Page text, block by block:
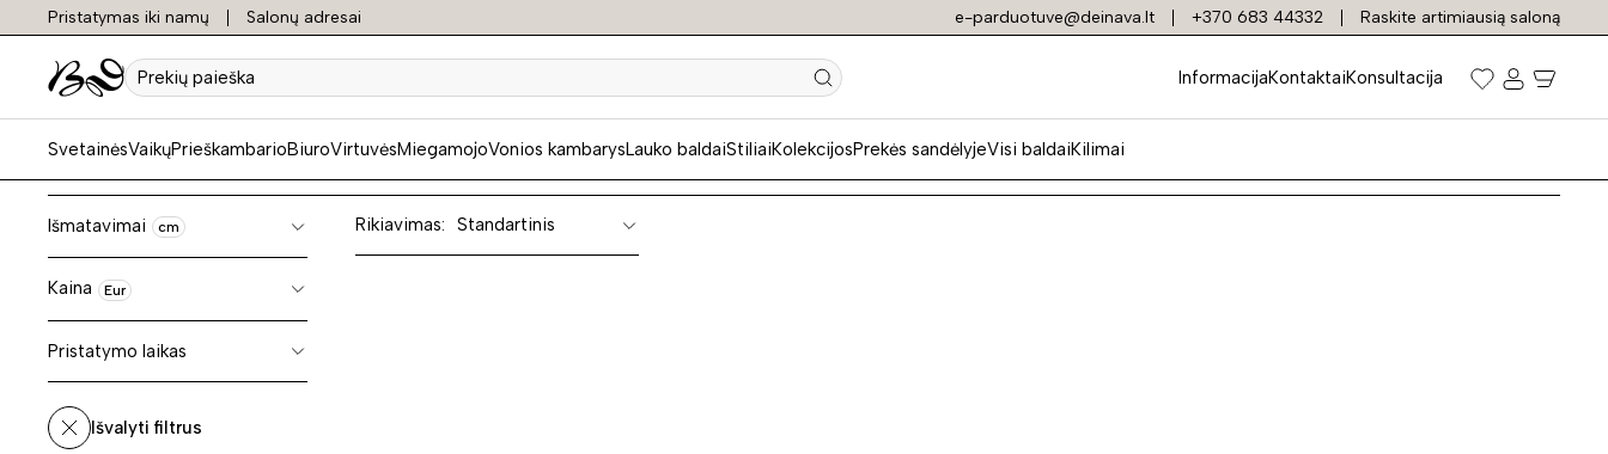
Pristatymas iki namų Salonų adresai e-parduotuve@deinava.lt +370 683 44332 Raskite artimiausią saloną
Prekių
paieška
InformacijaKontaktaiKonsultacija
SvetainėsVaikųPrieškambarioBiuroVirtuvėsMiegamojoVonios kambarysLauko baldaiStiliaiKolekcijosPrekės sandėlyjeVisi baldaiKilimai
Sekcijos vitrinos
Išmatavimai cm
Kaina Eur
Pristatymo laikas
Išvalyti filtrus
Rikiavimas: Standartinis